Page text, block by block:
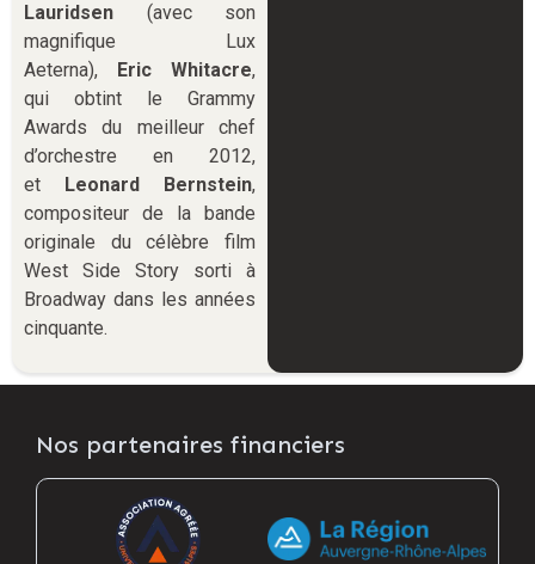
Lauridsen (avec son
magnifique Lux
Aeterna),
Eric Whitacre,
qui obtint le Grammy
Awards du meilleur chef
d’orchestre en 2012,
et
Leonard Bernstein,
compositeur de la bande
originale du célèbre film
West Side Story sorti à
Broadway dans les années
cinquante.
Nos partenaires financiers